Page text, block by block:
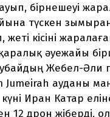
бірнешеуі
түскен
кісіні
әуежайы
Жебел-Әли
Jumeirah ауданы
Иран Катар
12 дрон жіберді,